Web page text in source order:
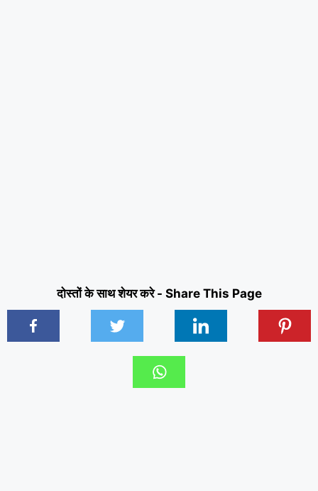
दोस्तों के साथ शेयर करे - Share This Page